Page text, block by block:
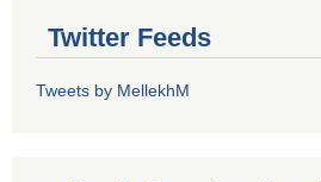
Twitter Feeds
Tweets by MellekhM